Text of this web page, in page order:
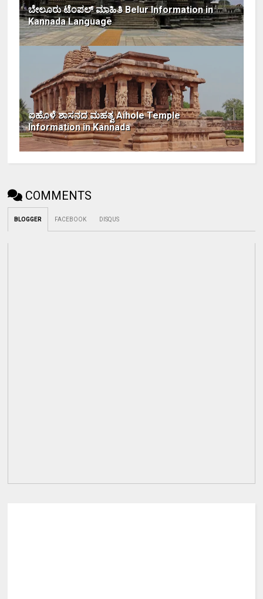
ಬೇಲೂರು ಟೆಂಪಲ್ ಮಾಹಿತಿ Belur Information in
Kannada Language
ಐಹೊಳೆ ಶಾಸನದ ಮಹತ್ವ Aihole Temple
Information in Kannada
COMMENTS
BLOGGER FACEBOOK DISQUS